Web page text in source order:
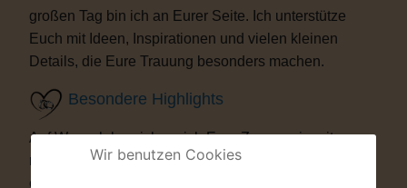
großen Tag bin ich an Eurer Seite. Ich unterstütze
Euch mit Ideen, Inspirationen und vielen kleinen
Details, die Eure Trauung besonders machen.
Besondere Highlights
Auf Wunsch bereichere ich Eure Zeremonie mit
musikalischen oder künstlerischen Elementen. Als
ehemaliger Musicaldarsteller und Sänger entstehen
Wir benutzen Cookies